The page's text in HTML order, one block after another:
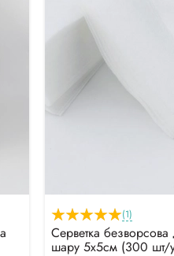
(1)
Серветка безворсова
шару 5х5см (300 шт/